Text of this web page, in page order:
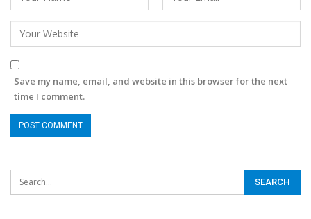
Save my name, email, and website in this browser for the next
time I comment.